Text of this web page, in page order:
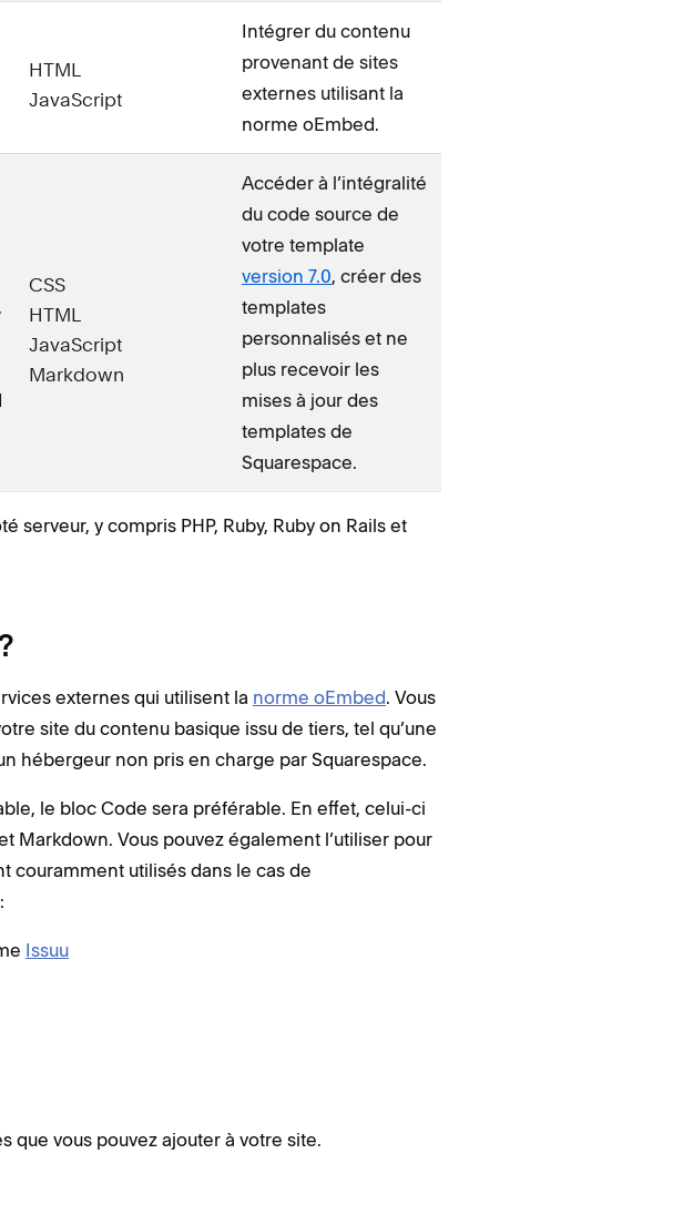
HTML
JavaScript
Intégrer du contenu
provenant de sites
externes utilisant la
norme oEmbed.
CSS
HTML
JavaScript
Markdown
Accéder à l’intégralité
du code source de
votre template
version 7.0, créer des
templates
personnalisés et ne
plus recevoir les
mises à jour des
templates de
Squarespace.
y compris PHP, Ruby, Ruby on Rails et
externes qui utilisent la norme oEmbed. Vous
site du contenu basique issu de tiers, tel qu’une
hébergeur non pris en charge par Squarespace.
le bloc Code sera préférable. En effet, celui-ci
Markdown. Vous pouvez également l’utiliser pour
couramment utilisés dans le cas de
Issuu
que vous pouvez ajouter à votre site.